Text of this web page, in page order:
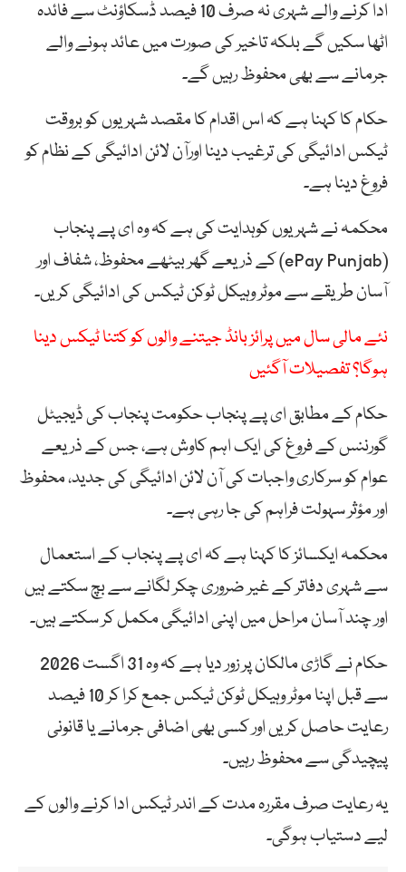
ادا کرنے والے شہری نہ صرف 10 فیصد ڈسکاؤنٹ سے فائدہ
اٹھا سکیں گے بلکہ تاخیر کی صورت میں عائد ہونے والے
جرمانے سے بھی محفوظ رہیں گے۔
حکام کا کہنا ہے کہ اس اقدام کا مقصد شہریوں کو بروقت
ٹیکس ادائیگی کی ترغیب دینا اورآن لائن ادائیگی کے نظام کو
فروغ دینا ہے۔
محکمہ نے شہریوں کوہدایت کی ہے کہ وہ ای پے پنجاب
(ePay Punjab) کے ذریعے گھر بیٹھے محفوظ، شفاف اور
آسان طریقے سے موٹر وہیکل ٹوکن ٹیکس کی ادائیگی کریں۔
نئے مالی سال میں پرائز بانڈ جیتنے والوں کو کتنا ٹیکس دینا
ہوگا؟ تفصیلات آگئیں
حکام کے مطابق ای پے پنجاب حکومت پنجاب کی ڈیجیٹل
گورننس کے فروغ کی ایک اہم کاوش ہے، جس کے ذریعے
عوام کو سرکاری واجبات کی آن لائن ادائیگی کی جدید، محفوظ
اور مؤثر سہولت فراہم کی جا رہی ہے۔
محکمہ ایکسائز کا کہنا ہے کہ ای پے پنجاب کے استعمال
سے شہری دفاتر کے غیر ضروری چکر لگانے سے بچ سکتے ہیں
اور چند آسان مراحل میں اپنی ادائیگی مکمل کر سکتے ہیں۔
حکام نے گاڑی مالکان پر زور دیا ہے کہ وہ 31 اگست 2026
سے قبل اپنا موٹر وہیکل ٹوکن ٹیکس جمع کرا کر 10 فیصد
رعایت حاصل کریں اور کسی بھی اضافی جرمانے یا قانونی
پیچیدگی سے محفوظ رہیں۔
یہ رعایت صرف مقررہ مدت کے اندر ٹیکس ادا کرنے والوں کے
لیے دستیاب ہوگی۔